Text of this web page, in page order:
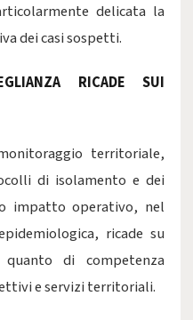
delicata la
dei casi sospetti.
RICADE SUI
territoriale,
di isolamento e dei
impatto operativo, nel
ricade su
di competenza
e servizi territoriali.